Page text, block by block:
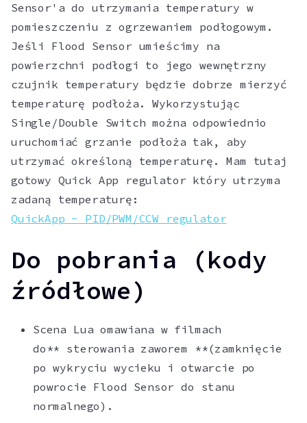
Sensor'a do utrzymania temperatury w
pomieszczeniu z ogrzewaniem podłogowym.
Jeśli Flood Sensor umieścimy na
powierzchni podłogi to jego wewnętrzny
czujnik temperatury będzie dobrze mierzyć
temperaturę podłoża. Wykorzystując
Single/Double Switch można odpowiednio
uruchomiać grzanie podłoża tak, aby
utrzymać określoną temperaturę. Mam tutaj
gotowy Quick App regulator który utrzyma
zadaną temperaturę:
QuickApp - PID/PWM/CCW regulator
Do pobrania (kody
źródłowe)
Scena Lua omawiana w filmach
do** sterowania zaworem **(zamknięcie
po wykryciu wycieku i otwarcie po
powrocie Flood Sensor do stanu
normalnego).